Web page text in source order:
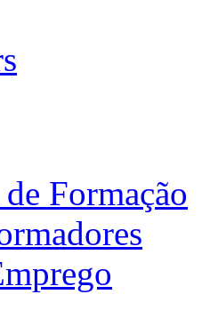
Formação